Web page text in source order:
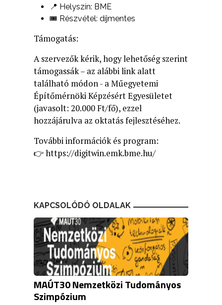
📍 Helyszín: BME
🎟️ Részvétel: díjmentes
Támogatás:
A szervezők kérik, hogy lehetőség szerint
támogassák – az alábbi link alatt
található módon - a Műegyetemi
Építőmérnöki Képzésért Egyesületet
(javasolt: 20.000 Ft/fő), ezzel
hozzájárulva az oktatás fejlesztéséhez.
További információk és program:
👉https://digitwin.emk.bme.hu/
KAPCSOLÓDÓ OLDALAK
MAÚT30 Nemzetközi Tudományos
Szimpózium